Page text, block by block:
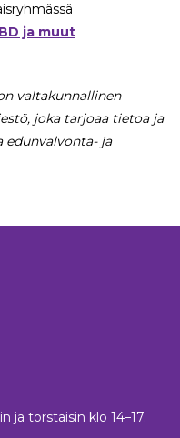
ja muut
valtakunnallinen
joka tarjoaa tietoa ja
edunvalvonta- ja
ja torstaisin klo 14–17.